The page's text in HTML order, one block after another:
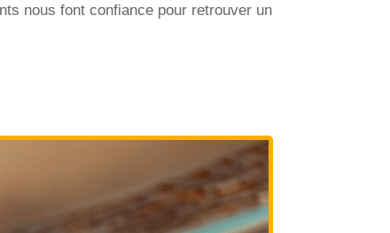
nous font confiance pour retrouver un